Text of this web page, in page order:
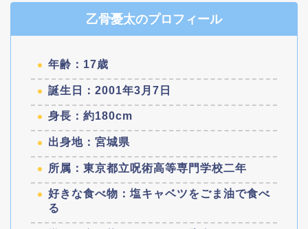
乙骨憂太のプロフィール
年齢：17歳
誕生日：2001年3月7日
身長：約180cm
出身地：宮城県
所属：東京都立呪術高等専門学校二年
好きな食べ物：塩キャベツをごま油で食べ
る